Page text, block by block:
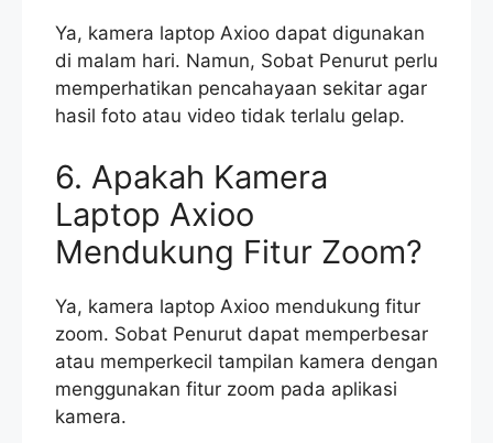
Ya, kamera laptop Axioo dapat digunakan
di malam hari. Namun, Sobat Penurut perlu
memperhatikan pencahayaan sekitar agar
hasil foto atau video tidak terlalu gelap.
6. Apakah Kamera
Laptop Axioo
Mendukung Fitur Zoom?
Ya, kamera laptop Axioo mendukung fitur
zoom. Sobat Penurut dapat memperbesar
atau memperkecil tampilan kamera dengan
menggunakan fitur zoom pada aplikasi
kamera.